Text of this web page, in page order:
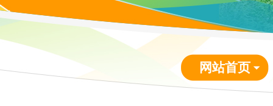
网站首页